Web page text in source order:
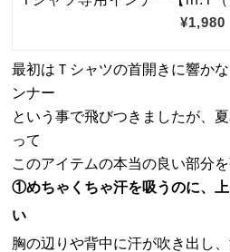
最初はＴシャツの首開きに響か
ンナー
という事で飛びつきましたが、
って
このアイテムの本当の良い部分
①めちゃくちゃ汗を吸うのに、
い
胸の辺りや背中に汗が吹き出し